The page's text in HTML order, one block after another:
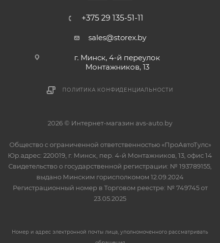
+375 29 135-51-11
sales@storex.by
г. Минск, 4-й переулок
Монтажников, 13
ПОЛИТИКА КОНФИДЕНЦИАЛЬНОСТИ
2026 © Интернет-магазин avs-auto.by
Общество с ограниченной ответственностью «ПроАвтоТулс»
Юр.адрес: 220019, г. Минск, пер. 4-й Монтажников, 13, офис 14
Свидетельство о государственной регистрации: № 193789155,
выдано Минским горисполкомом 12.09.2024
Регистрационный номер в Торговом реестре: № 749745 от
23.05.2025
Номер и адрес электронной почты лица, уполномоченного рассматривать